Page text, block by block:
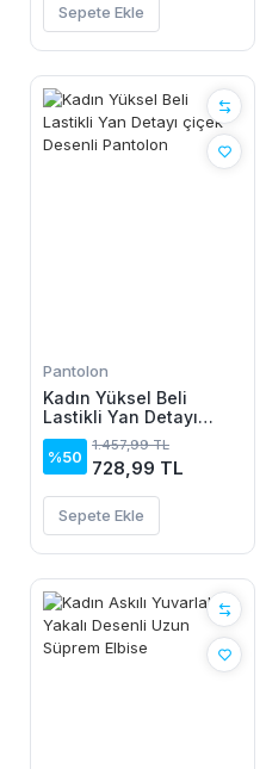
Sepete Ekle
Pantolon
Kadın Yüksel Beli
Lastikli Yan Detayı
çiçek Desenli Pantolon
%50
1.457,99 TL
728,99 TL
Sepete Ekle